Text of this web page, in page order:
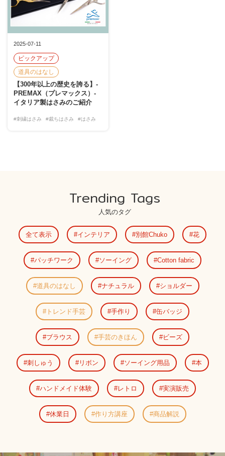
2025-07-11
ピックアップ
道具のはなし
【300年以上の歴史を誇る】-
PREMAX（プレマックス）-
イタリア製はさみのご紹介
#刺繍はさみ #裁ちはさみ #はさみ
Trending Tags
人気のタグ
全て表示 インテリア 別館Chuko 花
パッチワーク ソーイング Cotton fabric
道具のはなし ナチュラル ショルダー
トレンド手芸 手作り 缶バッジ
ブラウス 手芸のきほん ビーズ
刺しゅう リボン ソーイング用品 本
ハンドメイド体験 レトロ 実演販売
休業日 作り方講座 商品解説